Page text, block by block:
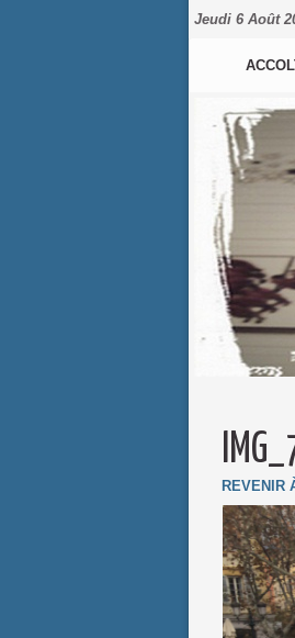
Jeudi 6 Août
REVENIR